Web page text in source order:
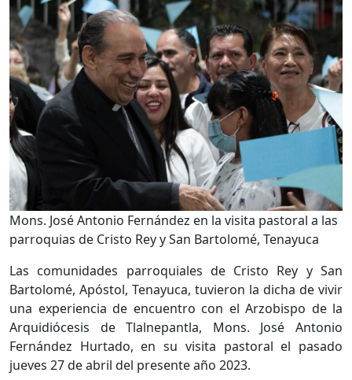
Mons. José Antonio Fernández en la visita pastoral a las
parroquias de Cristo Rey y San Bartolomé, Tenayuca
Las comunidades parroquiales de Cristo Rey y San
Bartolomé, Apóstol, Tenayuca, tuvieron la dicha de vivir
una experiencia de encuentro con el Arzobispo de la
Arquidiócesis de Tlalnepantla, Mons. José Antonio
Fernández Hurtado, en su visita pastoral el pasado
jueves 27 de abril del presente año 2023.